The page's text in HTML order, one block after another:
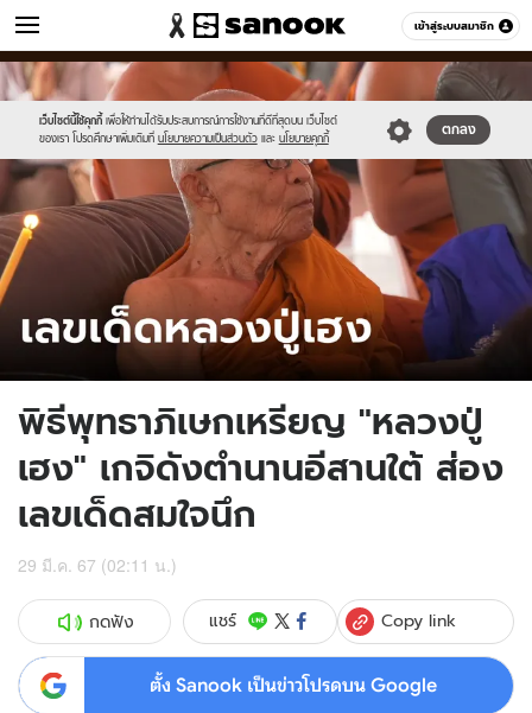
เข้าสู่ระบบสมาชิก
ข่าว หมวดอื่นๆ
เว็บไซต์นี้ใช้คุกกี้ เพื่อให้ท่านได้รับประสบการณ์การใช้งานที่ดีที่สุดบน เว็บไซต์
ของเรา โปรดศึกษาเพิ่มเติมที่ นโยบายความเป็นส่วนตัว และ นโยบายคุกกี้
ตกลง
Sanook
//s.isanook.com/sr/0/images/logo-
new-
sanook.png
600
60
//s.isanook.com/ns/0/ud/1861/9305890/tagline-
template-
update-
april.jpg
พิธีพุทธาภิเษกเหรียญ "หลวงปู่
เฮง" เกจิดังตำนานอีสานใต้ ส่อง
เลขเด็ดสมใจนึก
29 มี.ค. 67 (02:11 น.)
กดฟัง แชร์ Copy link
ตั้ง Sanook เป็นข่าวโปรดบน Google